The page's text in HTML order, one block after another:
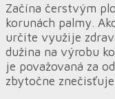
Začína čerstvým
korunách palmy.
určite využije
dužina na výrobu
je považovaná za
zbytočne